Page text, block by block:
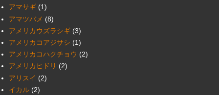
アマサギ (1)
アマツバメ (8)
アメリカウズラシギ (3)
アメリカコアジサシ (1)
アメリカコハクチョウ (2)
アメリカヒドリ (2)
アリスイ (2)
イカル (2)